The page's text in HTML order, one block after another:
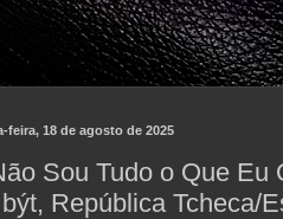
feira, 18 de agosto de 2025
Sou Tudo o Que Eu
República Tcheca/